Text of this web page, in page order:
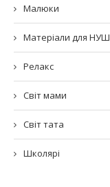
Малюки
Матеріали для НУШ
Релакс
Світ мами
Світ тата
Школярі